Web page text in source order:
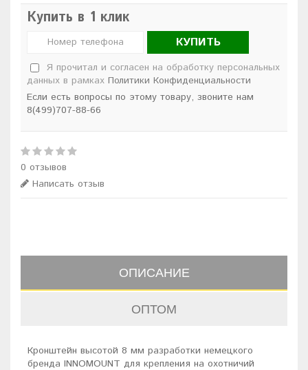
Купить в 1 клик
КУПИТЬ
Я прочитал и согласен на обработку персональных
данных в рамках Политики Конфиденциальности
Если есть вопросы по этому товару, звоните нам
8(499)707-88-66
0 отзывов
Написать отзыв
ОПИСАНИЕ
ОПТОМ
Кронштейн высотой 8 мм разработки немецкого
бренда INNOMOUNT для крепления на охотничий